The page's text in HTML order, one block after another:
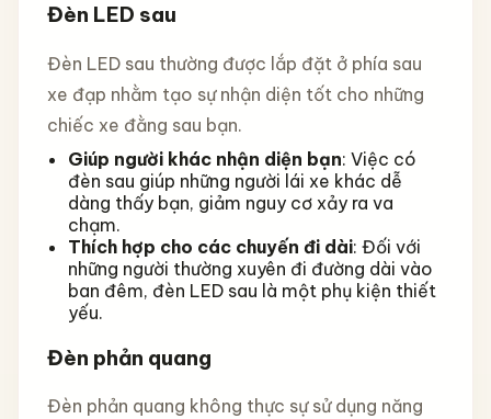
Đèn LED sau
Đèn LED sau thường được lắp đặt ở phía sau
xe đạp nhằm tạo sự nhận diện tốt cho những
chiếc xe đằng sau bạn.
Giúp người khác nhận diện bạn: Việc có
đèn sau giúp những người lái xe khác dễ
dàng thấy bạn, giảm nguy cơ xảy ra va
chạm.
Thích hợp cho các chuyến đi dài: Đối với
những người thường xuyên đi đường dài vào
ban đêm, đèn LED sau là một phụ kiện thiết
yếu.
Đèn phản quang
Đèn phản quang không thực sự sử dụng năng